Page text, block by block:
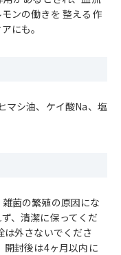
ンの働きを 整える作
にも。
マシ油、ケイ酸Na、塩
菌の繁殖の原因にな
、清潔に保ってくだ
は外さないでくださ
開封後は4ヶ月以内に